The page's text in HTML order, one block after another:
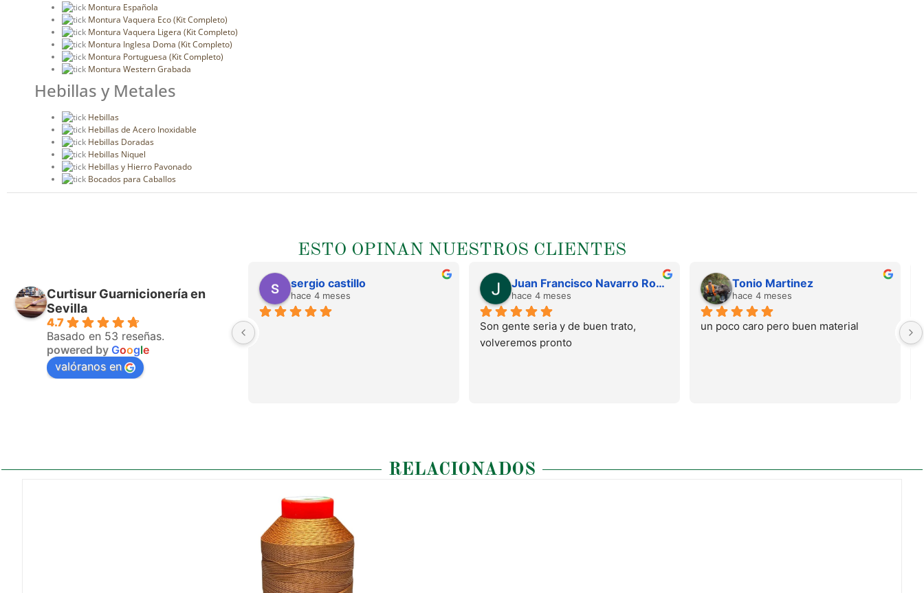
Montura Española
Montura Vaquera Eco (Kit Completo)
Montura Vaquera Ligera (Kit Completo)
Montura Inglesa Doma (Kit Completo)
Montura Portuguesa (Kit Completo)
Montura Western Grabada
Hebillas y Metales
Hebillas
Hebillas de Acero Inoxidable
Hebillas Doradas
Hebillas Niquel
Hebillas y Hierro Pavonado
Bocados para Caballos
ESTO OPINAN NUESTROS CLIENTES
Curtisur Guarnicionería en
Sevilla
4.7
Basado en 53 reseñas.
powered by Google
valóranos en
sergio castillo
hace 4 meses
Juan Francisco Navarro Roman
hace 4 meses
Son gente seria y de buen trato,
volveremos pronto
Tonio Martinez
hace 4 meses
un poco caro pero buen material
RELACIONADOS